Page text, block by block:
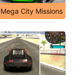
Mega City Missions